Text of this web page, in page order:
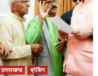
उत्तराखण्ड ब्रेकिंग